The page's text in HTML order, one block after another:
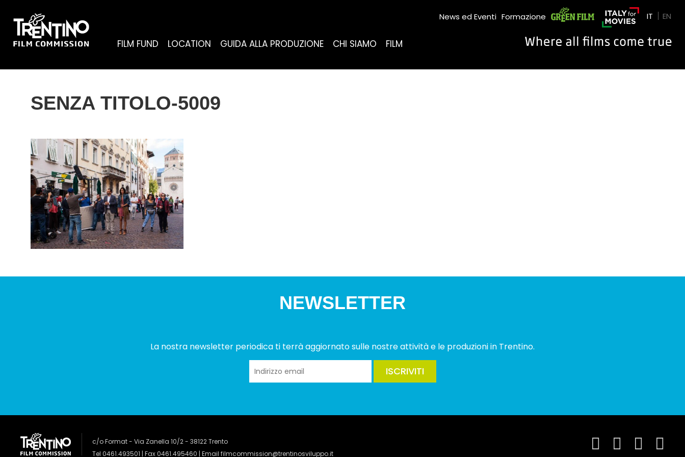
FILM FUND LOCATION GUIDA ALLA PRODUZIONE CHI SIAMO FILM
News ed Eventi Formazione Green Film IT EN
SENZA TITOLO-5009
NEWSLETTER
La nostra newsletter periodica ti terrà aggiornato sulle nostre attività e le produzioni in Trentino.
ISCRIVITI
c/o Format - Via Zanella 10/2 - 38122 Trento
Tel 0461.493501 | Fax 0461.495460 | Email filmcommission@trentinosviluppo.it